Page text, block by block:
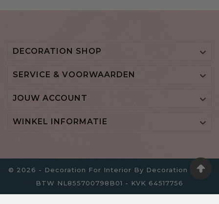
DECORATION SHOP 
SERVICE & VOORWAARDEN 
JOUW ACCOUNT 
WINKEL INFORMATIE 
© 2026 - Decoration For Interior By Decoration B.V. -
BTW NL855700798B01 - KVK 64517756